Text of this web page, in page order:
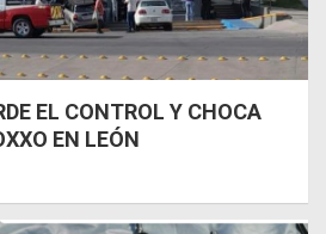
EL CONTROL Y CHOCA
EN LEÓN